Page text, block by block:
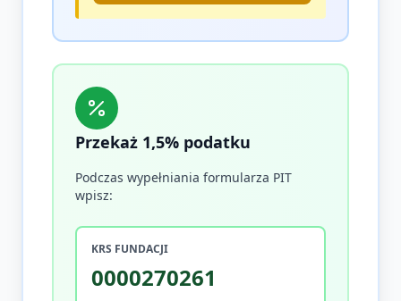
Przekaż 1,5% podatku
Podczas wypełniania formularza PIT
wpisz:
KRS FUNDACJI
0000270261